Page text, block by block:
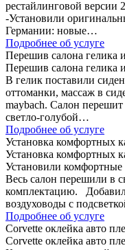
рестайлинговой версии
-Установили
Германии: новые…
Подробнее об услуге
Перешив салона гелика
Перешив салона гелика
В гелик поставили
оттоманки, массаж в
maybach. Салон
светло-голубой…
Подробнее об услуге
Установка комфортных
Установка комфортных
Установили комфортные
Весь салон перешили в
комплектацию.
воздуховоды с
Подробнее об услуге
Corvette оклейка авто
Corvette оклейка авто